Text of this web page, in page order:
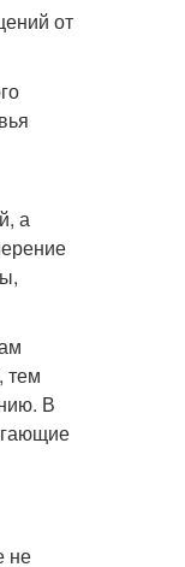
от
а
тем
В
не